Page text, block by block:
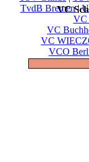
TvdB Bremen|
VC
VC
VC
VCO
VC